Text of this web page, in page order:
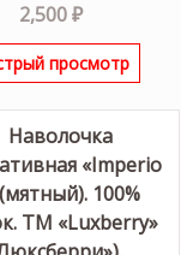
2,500₽
просмотр